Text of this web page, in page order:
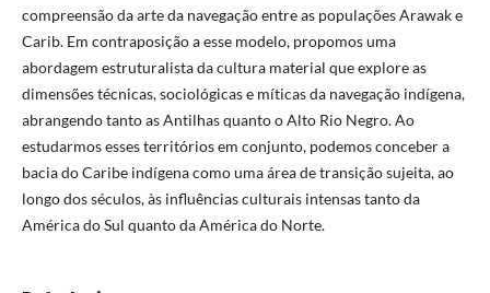
compreensão da arte da navegação entre as populações Arawak e
Carib. Em contraposição a esse modelo, propomos uma
abordagem estruturalista da cultura material que explore as
dimensões técnicas, sociológicas e míticas da navegação indígena,
abrangendo tanto as Antilhas quanto o Alto Rio Negro. Ao
estudarmos esses territórios em conjunto, podemos conceber a
bacia do Caribe indígena como uma área de transição sujeita, ao
longo dos séculos, às influências culturais intensas tanto da
América do Sul quanto da América do Norte.